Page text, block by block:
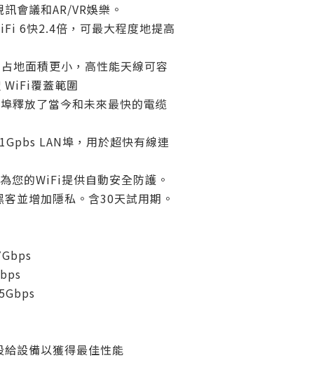
會議和AR/VR娛樂。
6快2.4倍，可最大程度地提高
地面積更小，高性能天線可容
覆蓋範圍
釋放了當今和未來最快的電缆
LAN埠，用於超快有線連
您的WiFi提供自動安全防護。
並增加隱私。含30天試用期。
設備以獲得最佳性能